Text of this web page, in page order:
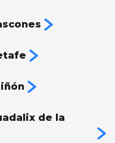
de la